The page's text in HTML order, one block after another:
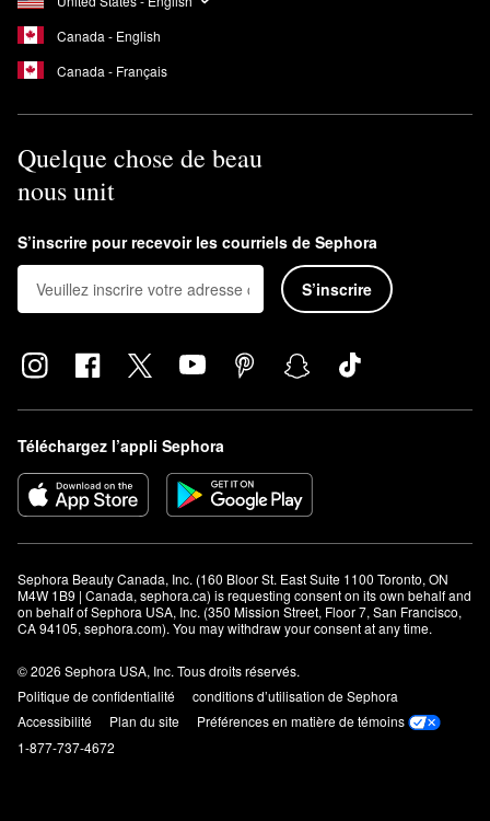
Canada - English
Canada - Français
Quelque chose de beau
nous unit
S’inscrire pour recevoir les courriels de Sephora
S’inscrire
Téléchargez l’appli Sephora
Sephora Beauty Canada, Inc. (160 Bloor St. East Suite 1100 Toronto, ON
M4W 1B9 | Canada, sephora.ca) is requesting consent on its own behalf and
on behalf of Sephora USA, Inc. (350 Mission Street, Floor 7, San Francisco,
CA 94105, sephora.com). You may withdraw your consent at any time.
© 2026 Sephora USA, Inc. Tous droits réservés.
Politique de confidentialité
conditions d’utilisation de Sephora
Accessibilité
Plan du site
Préférences en matière de témoins
1-877-737-4672